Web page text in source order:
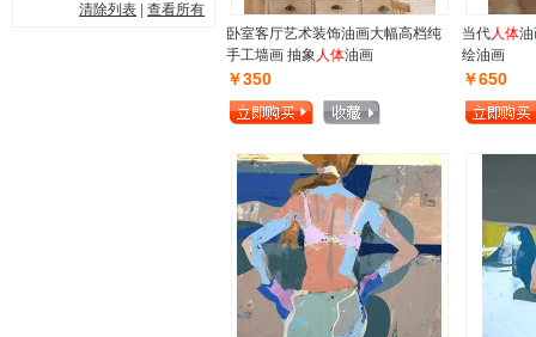
卧室客厅艺术装饰油画大幅高档纯
手工墙画 抽象 人体油画
￥350
当代人体
绘油画
￥650
清除列表 |查看所有